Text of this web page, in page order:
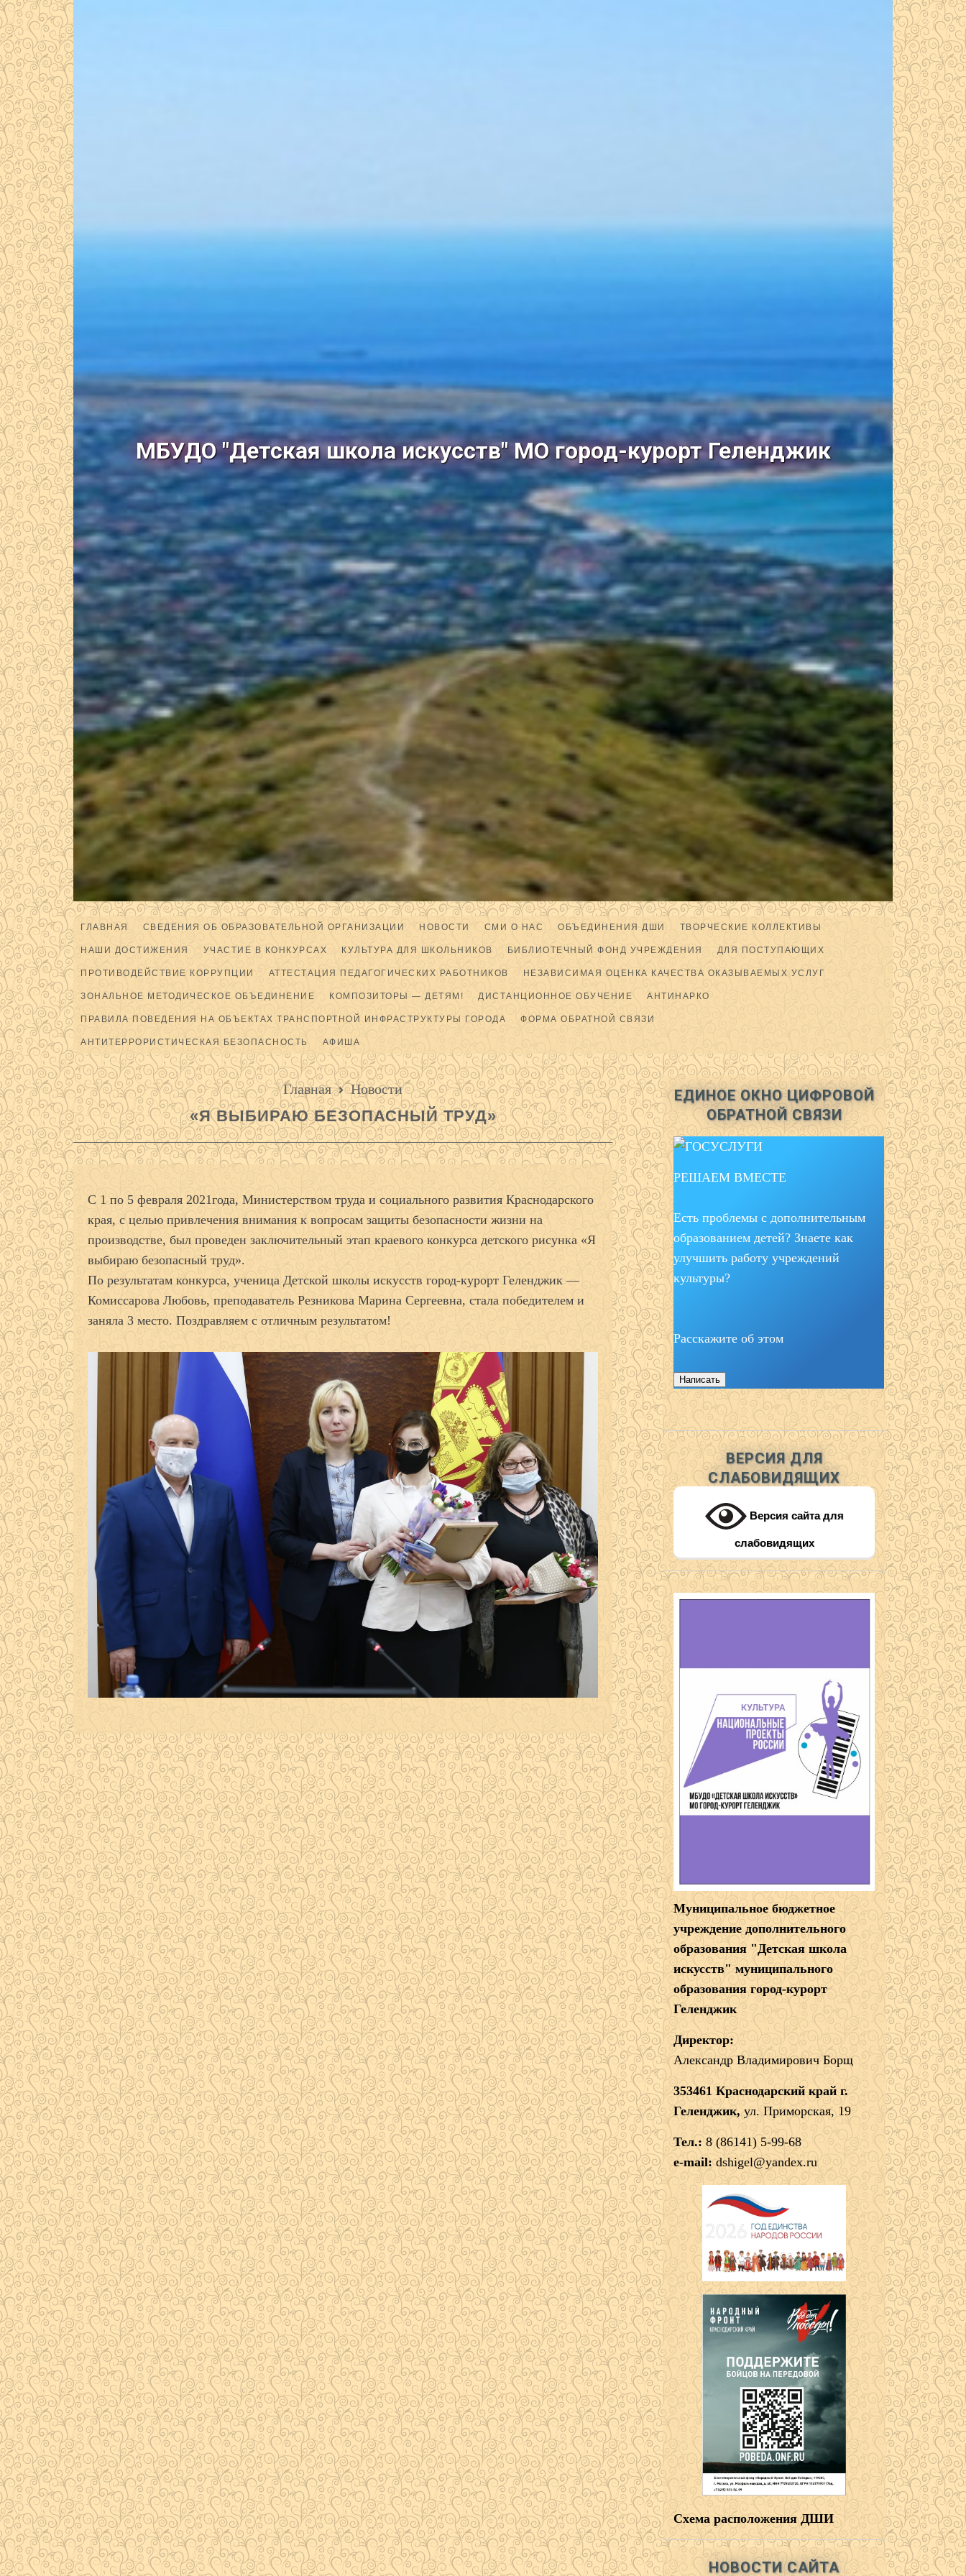
МБУДО "Детская школа искусств" МО город-курорт Геленджик
ГЛАВНАЯ СВЕДЕНИЯ ОБ ОБРАЗОВАТЕЛЬНОЙ ОРГАНИЗАЦИИ НОВОСТИ СМИ О НАС ОБЪЕДИНЕНИЯ ДШИ ТВОРЧЕСКИЕ КОЛЛЕКТИВЫ
НАШИ ДОСТИЖЕНИЯ УЧАСТИЕ В КОНКУРСАХ КУЛЬТУРА ДЛЯ ШКОЛЬНИКОВ БИБЛИОТЕЧНЫЙ ФОНД УЧРЕЖДЕНИЯ ДЛЯ ПОСТУПАЮЩИХ
ПРОТИВОДЕЙСТВИЕ КОРРУПЦИИ АТТЕСТАЦИЯ ПЕДАГОГИЧЕСКИХ РАБОТНИКОВ НЕЗАВИСИМАЯ ОЦЕНКА КАЧЕСТВА ОКАЗЫВАЕМЫХ УСЛУГ
ЗОНАЛЬНОЕ МЕТОДИЧЕСКОЕ ОБЪЕДИНЕНИЕ КОМПОЗИТОРЫ — ДЕТЯМ! ДИСТАНЦИОННОЕ ОБУЧЕНИЕ АНТИНАРКО
ПРАВИЛА ПОВЕДЕНИЯ НА ОБЪЕКТАХ ТРАНСПОРТНОЙ ИНФРАСТРУКТУРЫ ГОРОДА ФОРМА ОБРАТНОЙ СВЯЗИ
АНТИТЕРРОРИСТИЧЕСКАЯ БЕЗОПАСНОСТЬ АФИША
Главная Новости
«Я ВЫБИРАЮ БЕЗОПАСНЫЙ ТРУД»
С 1 по 5 февраля 2021года, Министерством труда и социального развития Краснодарского
края, с целью привлечения внимания к вопросам защиты безопасности жизни на
производстве, был проведен заключительный этап краевого конкурса детского рисунка «Я
выбираю безопасный труд».
По результатам конкурса, ученица Детской школы искусств город-курорт Геленджик —
Комиссарова Любовь, преподаватель Резникова Марина Сергеевна, стала победителем и
заняла 3 место. Поздравляем с отличным результатом!
ЕДИНОЕ ОКНО ЦИФРОВОЙ
ОБРАТНОЙ СВЯЗИ
РЕШАЕМ ВМЕСТЕ
Есть проблемы с дополнительным
образованием детей? Знаете как
улучшить работу учреждений
культуры?
Расскажите об этом
Написать
ВЕРСИЯ ДЛЯ
СЛАБОВИДЯЩИХ
Версия сайта для
слабовидящих
Муниципальное бюджетное
учреждение дополнительного
образования "Детская школа
искусств" муниципального
образования город-курорт
Геленджик
Директор:
Александр Владимирович Борщ
353461 Краснодарский край г.
Геленджик, ул. Приморская, 19
Тел.: 8 (86141) 5-99-68
e-mail: dshigel@yandex.ru
Схема расположения ДШИ
НОВОСТИ САЙТА